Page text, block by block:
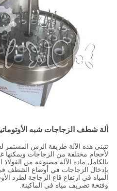
آلة شطف الزجاجات شبه
تتبنى هذه الآلة طريقة الرش المستمر
لأحجام مختلفة من الزجاجات ويمكنها
بإدخال الزجاجات في أوضاع الشطف
المياه في ارتفاع قاع الزجاجة لطرد
وفتحة تصريف مياه في الماكينة.